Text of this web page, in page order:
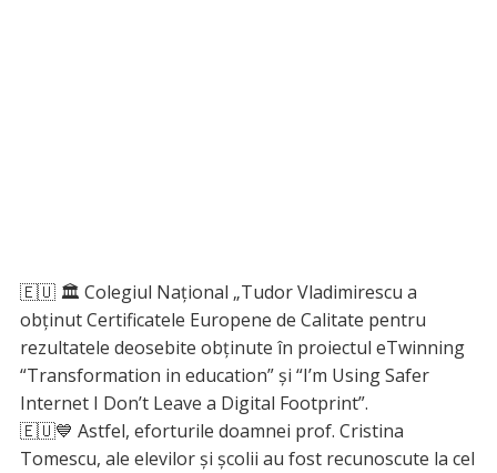
🇪🇺 🏛 Colegiul Național „Tudor Vladimirescu a
obţinut Certificatele Europene de Calitate pentru
rezultatele deosebite obţinute în proiectul eTwinning
“Transformation in education” și “I’m Using Safer
Internet I Don’t Leave a Digital Footprint”.
🇪🇺💙 Astfel, eforturile doamnei prof. Cristina
Tomescu, ale elevilor şi şcolii au fost recunoscute la cel